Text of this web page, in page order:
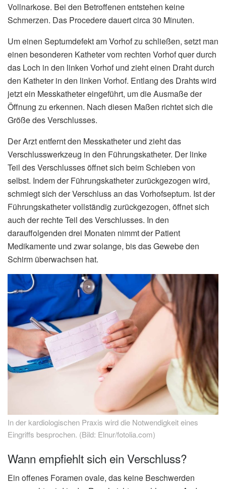
Vollnarkose. Bei den Betroffenen entstehen keine
Schmerzen. Das Procedere dauert circa 30 Minuten.
Um einen Septumdefekt am Vorhof zu schließen, setzt man
einen besonderen Katheter vom rechten Vorhof quer durch
das Loch in den linken Vorhof und zieht einen Draht durch
den Katheter in den linken Vorhof. Entlang des Drahts wird
jetzt ein Messkatheter eingeführt, um die Ausmaße der
Öffnung zu erkennen. Nach diesen Maßen richtet sich die
Größe des Verschlusses.
Der Arzt entfernt den Messkatheter und zieht das
Verschlusswerkzeug in den Führungskatheter. Der linke
Teil des Verschlusses öffnet sich beim Schieben von
selbst. Indem der Führungskatheter zurückgezogen wird,
schmiegt sich der Verschluss an das Vorhofseptum. Ist der
Führungskatheter vollständig zurückgezogen, öffnet sich
auch der rechte Teil des Verschlusses. In den
darauffolgenden drei Monaten nimmt der Patient
Medikamente und zwar solange, bis das Gewebe den
Schirm überwachsen hat.
In der kardiologischen Praxis wird die Notwendigkeit eines
Eingriffs besprochen. (Bild: Elnur/fotolia.com)
Wann empfiehlt sich ein Verschluss?
Ein offenes Foramen ovale, das keine Beschwerden